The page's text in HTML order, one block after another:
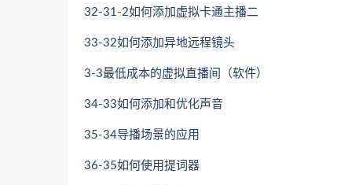
32-31-2如何添加虚拟卡通主播二
33-32如何添加异地远程镜头
3-3最低成本的虚拟直播间（软件）
34-33如何添加和优化声音
35-34导播场景的应用
36-35如何使用提词器